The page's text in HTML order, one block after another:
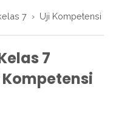
7 › Uji Kompetensi
7
Kompetensi